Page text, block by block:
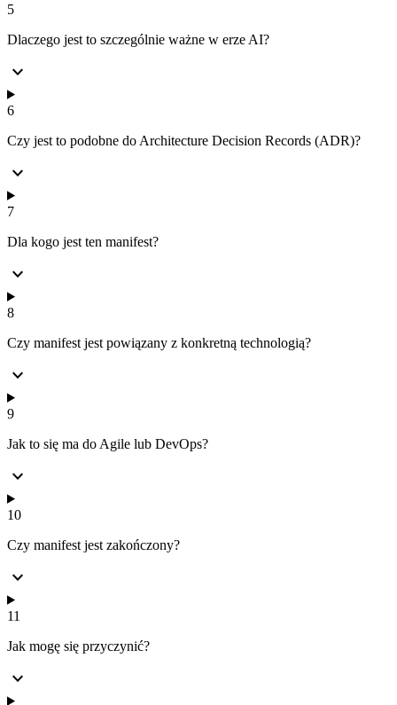
5
Dlaczego jest to szczególnie ważne w erze AI?
expand_more
6
Czy jest to podobne do Architecture Decision Records (ADR)?
expand_more
7
Dla kogo jest ten manifest?
expand_more
8
Czy manifest jest powiązany z konkretną technologią?
expand_more
9
Jak to się ma do Agile lub DevOps?
expand_more
10
Czy manifest jest zakończony?
expand_more
11
Jak mogę się przyczynić?
expand_more